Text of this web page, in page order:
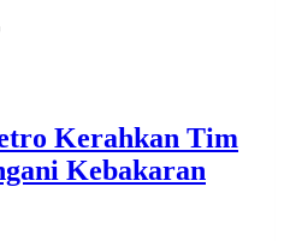
Kerahkan Tim
Kebakaran